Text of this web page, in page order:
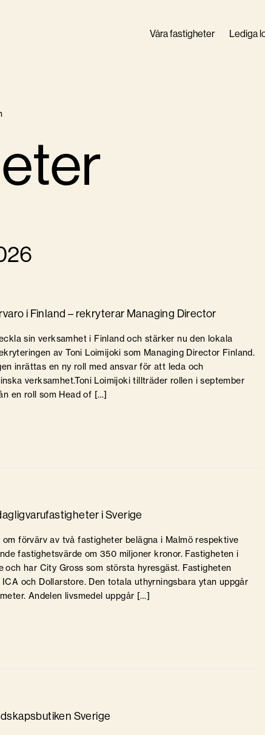
Våra fastigheter Lediga
i Finland – rekryterar Managing Director
sin verksamhet i Finland och stärker nu den lokala
av Toni Loimijoki som Managing Director Finland.
inrättas en ny roll med ansvar för att leda och
verksamhet.Toni Loimijoki tillträder rollen i september
en roll som Head of […]
i Sverige
förvärv av två fastigheter belägna i Malmö respektive
fastighetsvärde om 350 miljoner kronor. Fastigheten i
och har City Gross som största hyresgäst. Fastigheten
och Dollarstore. Den totala uthyrningsbara ytan uppgår
Andelen livsmedel uppgår […]
Sverige